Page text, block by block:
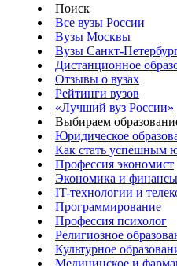
Поиск
Все вузы России
Вузы Москвы
Вузы Санкт-
Дистанционное
Отзывы о вузах
Рейтинги вузов
«Лучший вуз России»
Выбираем
Юридическое
Как стать успешным
Профессия экономист
Экономика и финансы
IT-технологии и
Программирование
Профессия психолог
Религиозное
Культурное
Медицинское и